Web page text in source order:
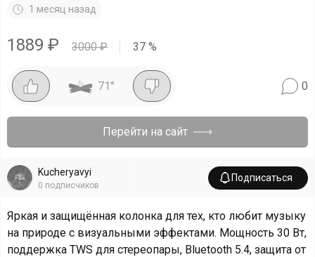
1 месяц назад
1889 ₽ 3000₽ 37 %
71 ° 0
Перейти на сайт
Kucheryavyi
0 подписчиков
Подписаться
Яркая и защищённая колонка для тех, кто любит музыку
на природе с визуальными эффектами. Мощность 30 Вт,
поддержка TWS для стереопары, Bluetooth 5.4, защита от